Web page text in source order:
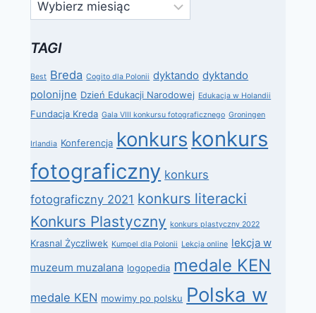
TAGI
Best Breda Cogito dla Polonii dyktando dyktando
polonijne Dzień Edukacji Narodowej Edukacja w Holandii
Fundacja Kreda Gala VIII konkursu fotograficznego Groningen
Irlandia Konferencja konkurs konkurs
fotograficzny konkurs
fotograficzny 2021 konkurs literacki
Konkurs Plastyczny konkurs plastyczny 2022
Krasnal Życzliwek Kumpel dla Polonii Lekcja online lekcja w
muzeum muzalana logopedia medale KEN
medale KEN mowimy po polsku Polska w